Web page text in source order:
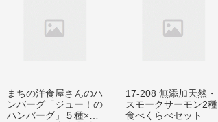
まちの洋食屋さんのハ
ンバーグ「ジュー！の
ハンバーグ」５種×２
17-208 無添加天然・
スモークサーモン2種
食べくらべセット